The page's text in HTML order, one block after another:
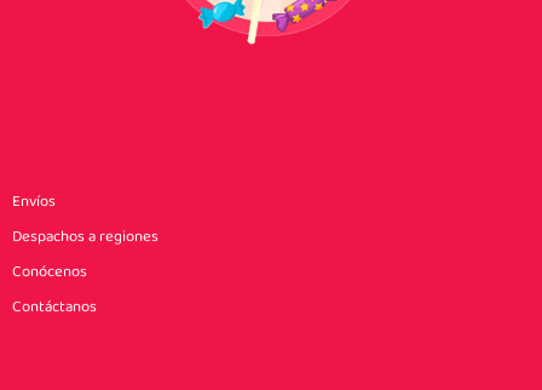
Envíos
Despachos a regiones
Conócenos
Contáctanos